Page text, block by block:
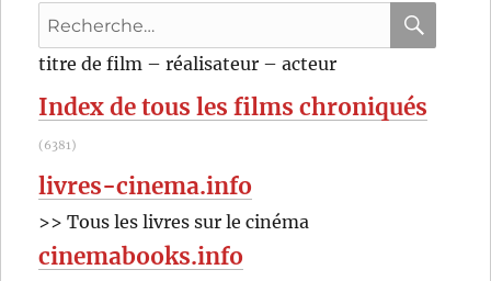
Recherche
pour
titre de film – réalisateur – acteur
Index de tous les films chroniqués
(6381)
livres-cinema.info
>> Tous les livres sur le cinéma
cinemabooks.info